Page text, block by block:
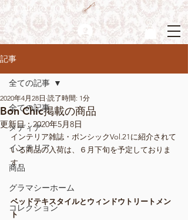
GRAMERCY HOME
ログイン
記事
全ての記事
メディア
インテリア
商品
グラマシーホーム
コレクション
全ての記事
Bon Chic掲載の商品
2020年4月28日 読了時間: 1分
更新日：2020年5月8日
インテリア雑誌・ボンシックVol.21に紹介されて
いる商品の入荷は、６月下旬を予定しておりま
す。
ベッドテキスタイルとウィンドウトリートメン
ト